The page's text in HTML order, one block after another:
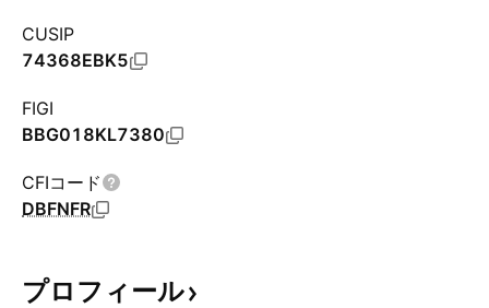
CUSIP
74368EBK5
FIGI
BBG018KL7380
CFIコード
DBFNFR
プロフィール